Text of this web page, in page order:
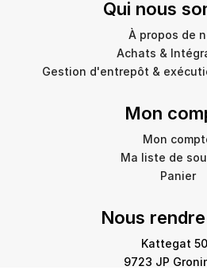
Qui nous
À propos de
Achats &
Gestion d'entrepôt &
Mon
Mon
Ma liste de
Panier
Nous
Kattegat
9723 JP